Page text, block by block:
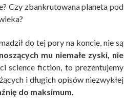
Czy zbankrutowana planeta pod
do tej pory na koncie, nie są
mu niemałe zyski, nie
science fiction, to prezentujemy
i długich opisów niezwykłej
do maksimum.